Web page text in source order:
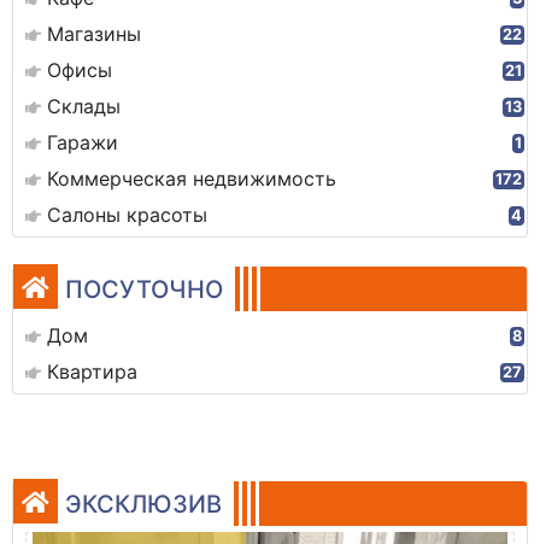
Магазины 22
Офисы 21
Склады 13
Гаражи 1
Коммерческая недвижимость 172
Салоны красоты 4
ПОСУТОЧНО
Дом 8
Квартира 27
ЭКСКЛЮЗИВ